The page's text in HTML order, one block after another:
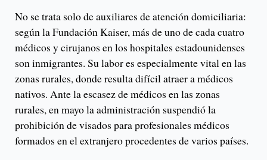
No se trata solo de auxiliares de atención domiciliaria:
según la Fundación Kaiser, más de uno de cada cuatro
médicos y cirujanos en los hospitales estadounidenses
son inmigrantes. Su labor es especialmente vital en las
zonas rurales, donde resulta difícil atraer a médicos
nativos. Ante la escasez de médicos en las zonas
rurales, en mayo la administración suspendió la
prohibición de visados ​​para profesionales médicos
formados en el extranjero procedentes de varios países.